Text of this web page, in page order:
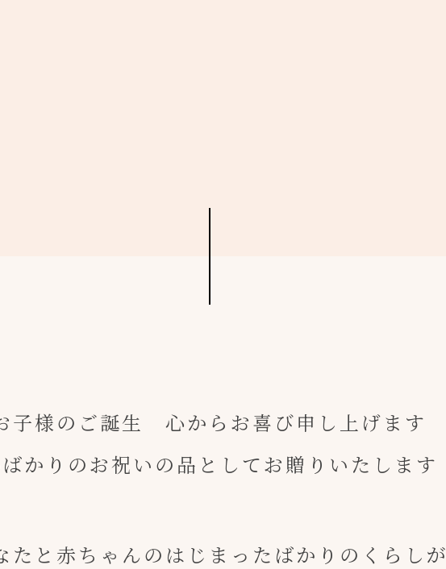
子様のご誕生 心からお喜び申し上げます
かりのお祝いの品としてお贈りいたします
たと赤ちゃんのはじまったばかりのくらしが